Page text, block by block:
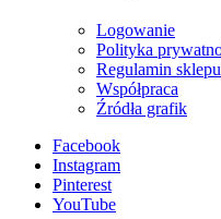
Logowanie
Polityka
Regulamin sklepu
Współpraca
Źródła grafik
Facebook
Instagram
Pinterest
YouTube